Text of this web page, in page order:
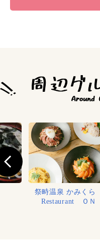
祭畤温泉 かみくら
Restaurant ＯＮ